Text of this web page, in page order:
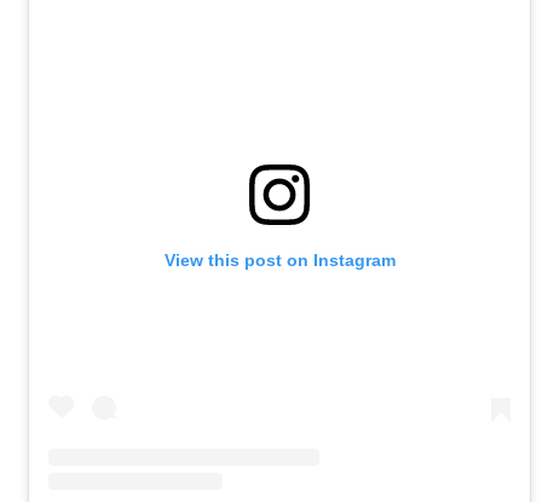
View this post on Instagram